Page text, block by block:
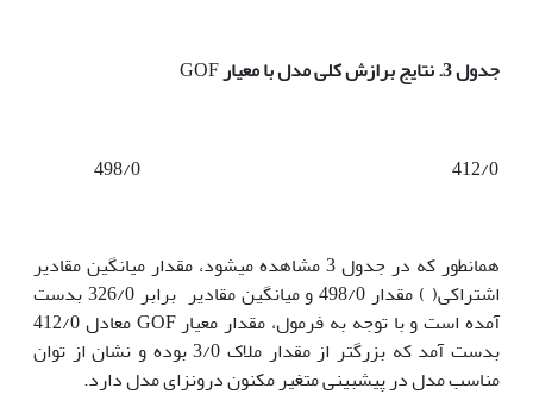
جدول 3. نتایج برازش کلی مدل با معیار GOF
412/0
498/0
همانطور که در جدول 3 مشاهده می­شود، مقدار میانگین مقادیر
اشتراکی( ) مقدار 498/0 و میانگین مقادیر برابر 326/0 بدست
آمده است و با توجه به فرمول، مقدار معیار GOF معادل 412/0
بدست آمد که بزرگتر از مقدار ملاک 3/0 بوده و نشان از توان
مناسب مدل در پیش­بینی متغیر مکنون درون­زای مدل دارد.